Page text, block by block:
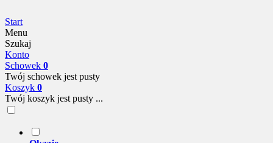
Start
Menu
Szukaj
Konto
Schowek 0
Twój schowek jest pusty
Koszyk 0
Twój koszyk jest pusty ...